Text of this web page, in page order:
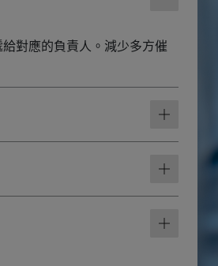
給對應的負責人。減少多方催